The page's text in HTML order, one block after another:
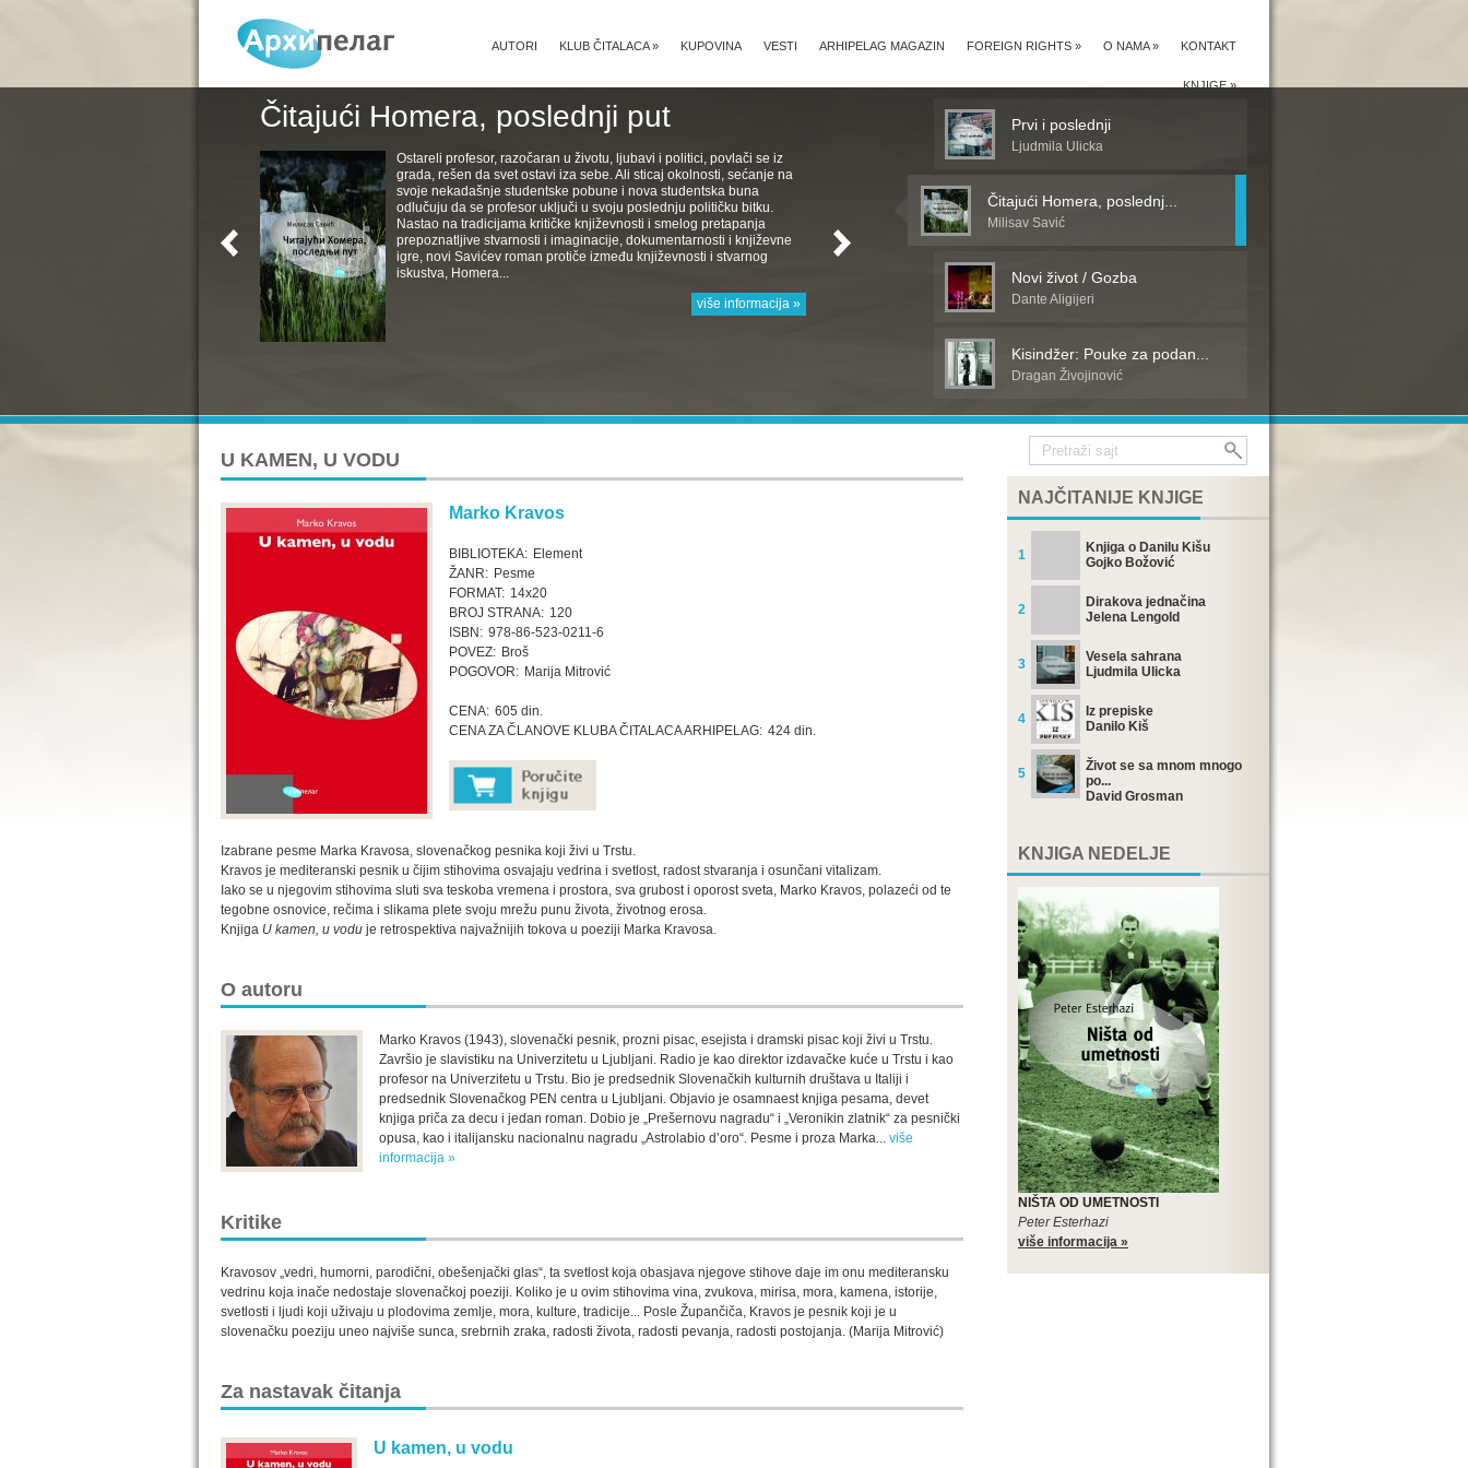
KONTAKT
O NAMA»
FOREIGN RIGHTS »
ARHIPELAG MAGAZIN
VESTI
KUPOVINA
KLUB ČITALACA»
AUTORI
KNJIGE»
Čitajući Homera, poslednji put
Ostareli profesor, razočaran u životu, ljubavi i politici, povlači se iz
grada, rešen da svet ostavi iza sebe. Ali sticaj okolnosti, sećanje na
svoje nekadašnje studentske pobune i nova studentska buna
odlučuju da se profesor uključi u svoju poslednju političku bitku.
Nastao na tradicijama kritičke književnosti i smelog pretapanja
prepoznatljive stvarnosti i imaginacije, dokumentarnosti i književne
igre, novi Savićev roman protiče između književnosti i stvarnog
iskustva, Homera...
više informacija »
Prvi i poslednji
Ljudmila Ulicka
Čitajući Homera, poslednj...
Milisav Savić
Novi život / Gozba
Dante Aligijeri
Kisindžer: Pouke za podan...
Dragan Živojinović
U KAMEN, U VODU
Marko Kravos
BIBLIOTEKA: Element
ŽANR: Pesme
FORMAT: 14x20
BROJ STRANA: 120
ISBN: 978-86-523-0211-6
POVEZ: Broš
POGOVOR: Marija Mitrović
CENA: 605 din.
CENA ZA ČLANOVE KLUBA ČITALACA ARHIPELAG: 424 din.
Izabrane pesme Marka Kravosa, slovenačkog pesnika koji živi u Trstu.
Kravos je mediteranski pesnik u čijim stihovima osvajaju vedrina i svetlost, radost stvaranja i osunčani vitalizam.
Iako se u njegovim stihovima sluti sva teskoba vremena i prostora, sva grubost i oporost sveta, Marko Kravos, polazeći od te
tegobne osnovice, rečima i slikama plete svoju mrežu punu života, životnog erosa.
Knjiga U kamen, u vodu je retrospektiva najvažnijih tokova u poeziji Marka Kravosa.
O autoru
Marko Kravos (1943), slovenački pesnik, prozni pisac, esejista i dramski pisac koji živi u Trstu.
Završio je slavistiku na Univerzitetu u Ljubljani. Radio je kao direktor izdavačke kuće u Trstu i kao
profesor na Univerzitetu u Trstu. Bio je predsednik Slovenačkih kulturnih društava u Italiji i
predsednik Slovenačkog PEN centra u Ljubljani. Objavio je osamnaest knjiga pesama, devet
knjiga priča za decu i jedan roman. Dobio je „Prešernovu nagradu“ i „Veronikin zlatnik“ za pesnički
opusa, kao i italijansku nacionalnu nagradu „Astrolabio d’oro“. Pesme i proza Marka... više
informacija »
Kritike
Kravosov „vedri, humorni, parodični, obešenjački glas“, ta svetlost koja obasjava njegove stihove daje im onu mediteransku
vedrinu koja inače nedostaje slovenačkoj poeziji. Koliko je u ovim stihovima vina, zvukova, mirisa, mora, kamena, istorije,
svetlosti i ljudi koji uživaju u plodovima zemlje, mora, kulture, tradicije... Posle Župančiča, Kravos je pesnik koji je u
slovenačku poeziju uneo najviše sunca, srebrnih zraka, radosti života, radosti pevanja, radosti postojanja. (Marija Mitrović)
Za nastavak čitanja
U kamen, u vodu
NAJČITANIJE KNJIGE
1
Knjiga o Danilu Kišu
Gojko Božović
2
Dirakova jednačina
Jelena Lengold
3
Vesela sahrana
Ljudmila Ulicka
4
Iz prepiske
Danilo Kiš
5
Život se sa mnom mnogo
po...
David Grosman
KNJIGA NEDELJE
NIŠTA OD UMETNOSTI
Peter Esterhazi
više informacija »